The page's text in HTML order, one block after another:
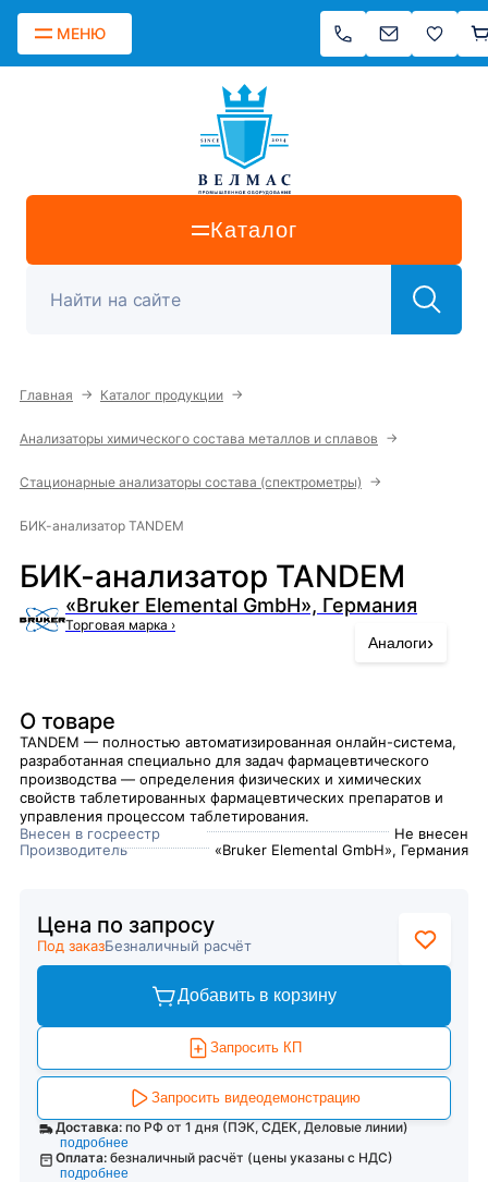
МЕНЮ
Каталог
Главная → Каталог продукции →
Анализаторы химического состава металлов и сплавов →
Стационарные анализаторы состава (спектрометры) →
БИК-анализатор TANDEM
БИК-анализатор TANDEM
«Bruker Elemental GmbH», Германия
Торговая марка ›
Аналоги›
О товаре
​TANDEM — полностью автоматизированная онлайн-система,
разработанная специально для задач фармацевтического
производства — определения физических и химических
свойств таблетированных фармацевтических препаратов и
управления процессом таблетирования.
Внесен в госреестр
Не внесен
Производитель
«Bruker Elemental GmbH», Германия
Цена по запросу
Под заказБезналичный расчёт
Добавить в корзину
Запросить КП
Запросить видеодемонстрацию
Доставка: по РФ от 1 дня (ПЭК, СДЕК, Деловые линии)
подробнее
Оплата: безналичный расчёт (цены указаны с НДС)
подробнее